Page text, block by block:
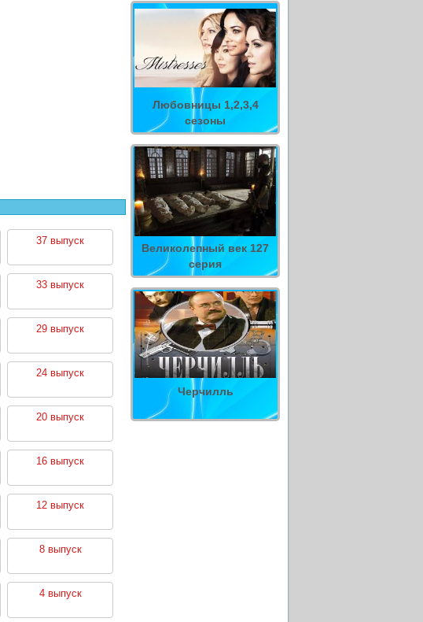
Любовницы 1,2,3,4
сезоны
Великолепный век 127
серия
Черчилль
37 выпуск
33 выпуск
29 выпуск
24 выпуск
20 выпуск
16 выпуск
12 выпуск
8 выпуск
4 выпуск